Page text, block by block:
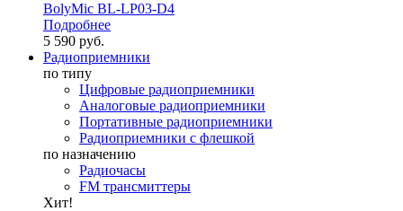
BolyMic BL-LP03-D4
Подробнее
5 590 руб.
Радиоприемники
по типу
Цифровые радиоприемники
Аналоговые радиоприемники
Портативные радиоприемники
Радиоприемники с флешкой
по назначению
Радиочасы
FM трансмиттеры
Хит!